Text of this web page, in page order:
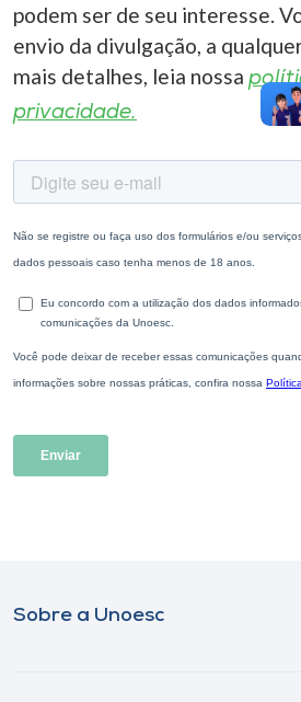
podem ser de seu interesse.
envio da divulgação, a
mais detalhes, leia nossa
privacidade.
Sobre a Unoesc